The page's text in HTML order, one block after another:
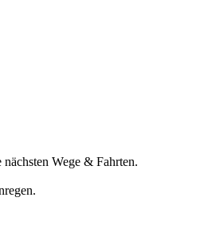
Wege & Fahrten.